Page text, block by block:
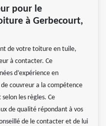
pour le
à Gerbecourt,
de votre toiture en tuile,
à contacter. Ce
d’expérience en
couvreur a la compétence
les règles. Ce
de qualité répondant à vos
de le contacter et de lui